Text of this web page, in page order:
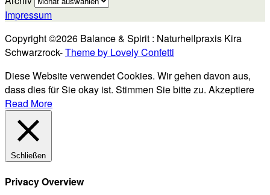
Impressum
Copyright ©2026 Balance & Spirit : Naturheilpraxis Kira
Schwarzrock-Theme by Lovely Confetti
Diese Website verwendet Cookies. Wir gehen davon aus,
dass dies für Sie okay ist. Stimmen Sie bitte zu. Akzeptiere
Read More
Schließen
Privacy Overview